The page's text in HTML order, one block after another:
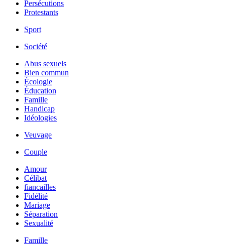
Persécutions
Protestants
Sport
Société
Abus sexuels
Bien commun
Écologie
Éducation
Famille
Handicap
Idéologies
Veuvage
Couple
Amour
Célibat
fiancailles
Fidélité
Mariage
Séparation
Sexualité
Famille